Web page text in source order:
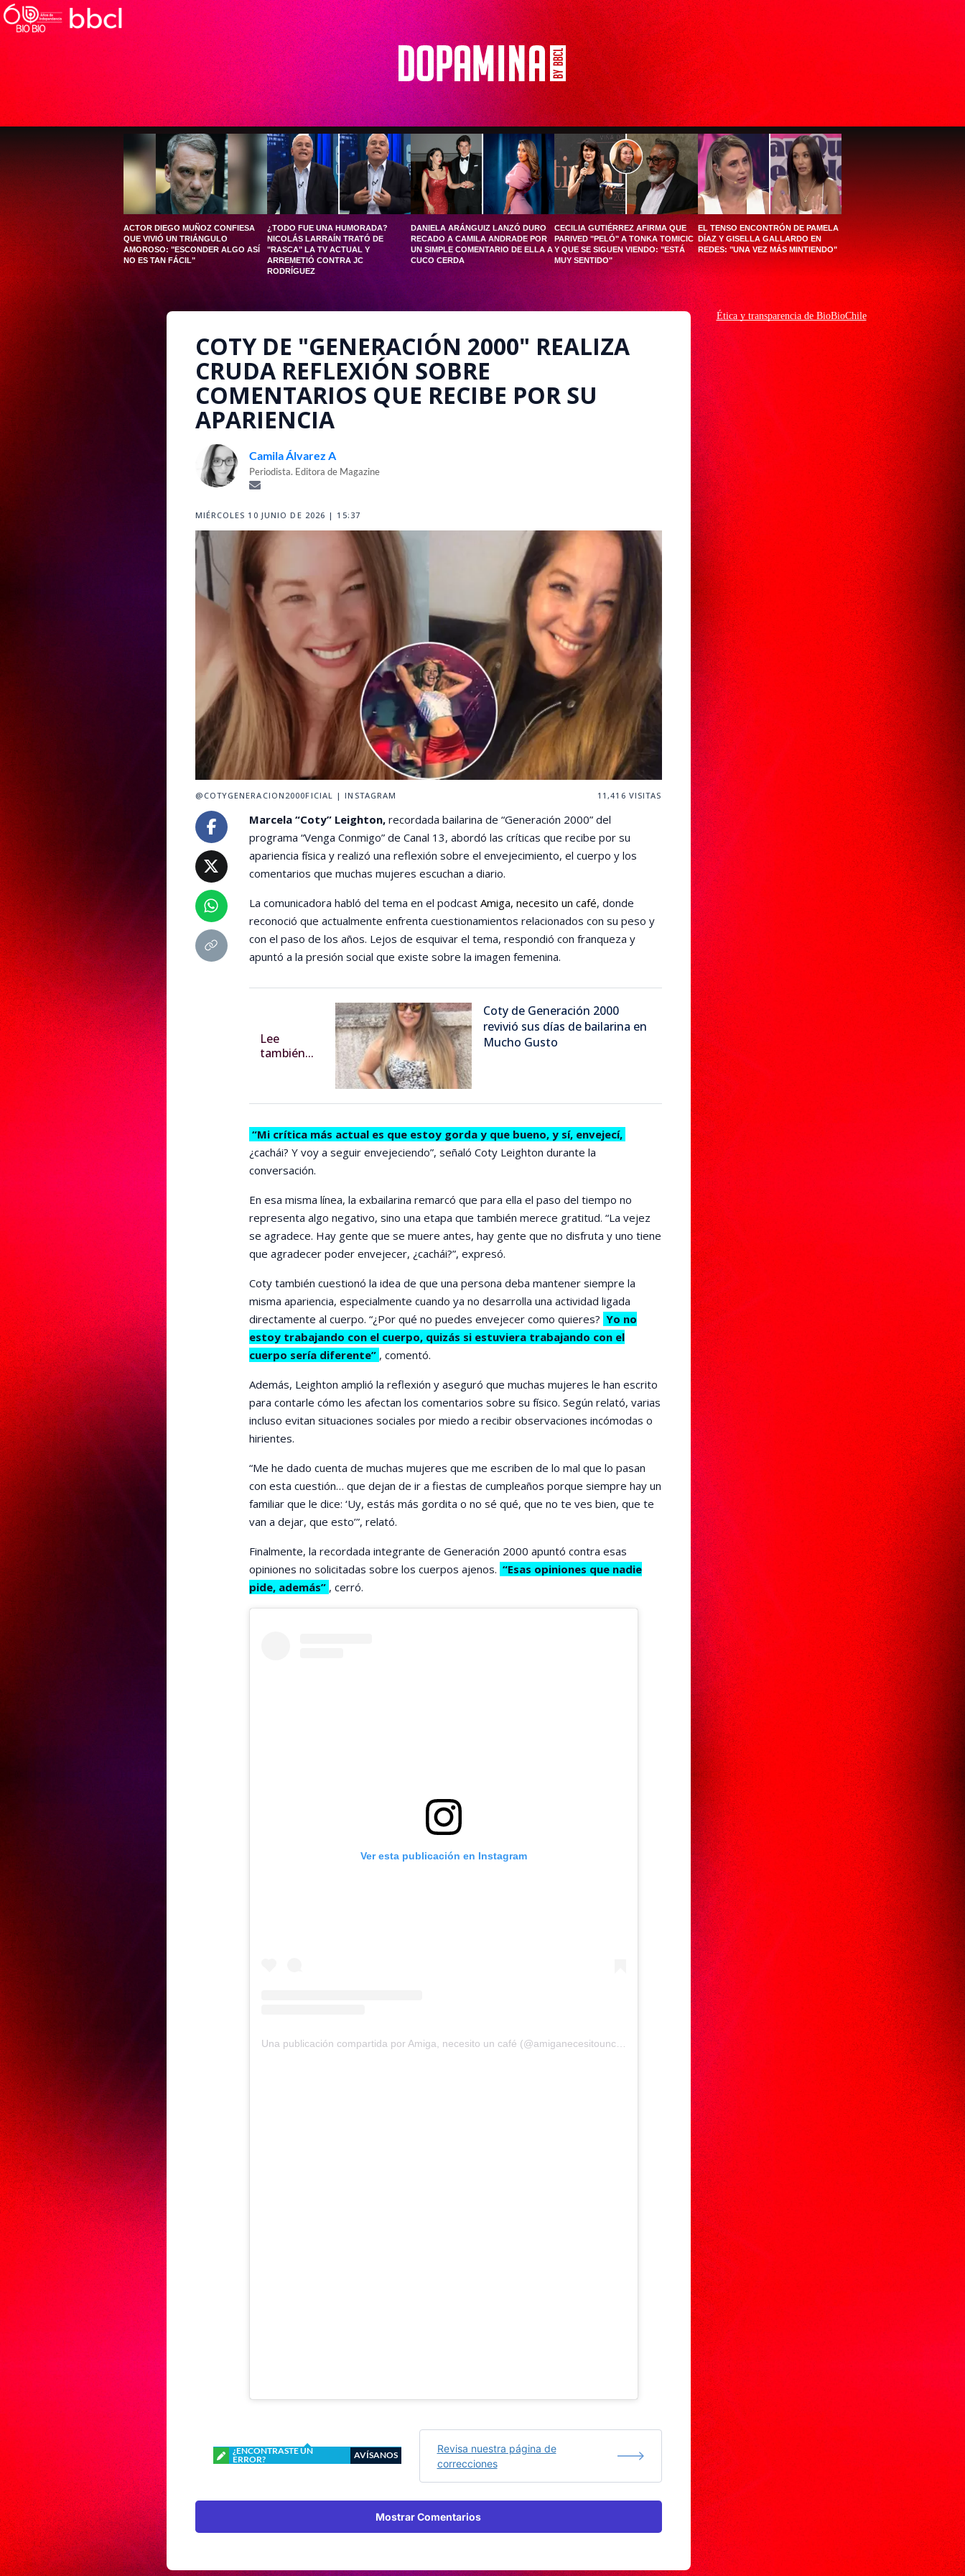
ACTOR DIEGO MUÑOZ CONFIESA
QUE VIVIÓ UN TRIÁNGULO
AMOROSO: "ESCONDER ALGO ASÍ
NO ES TAN FÁCIL"
¿TODO FUE UNA HUMORADA?
NICOLÁS LARRAÍN TRATÓ DE
"RASCA" LA TV ACTUAL Y
ARREMETIÓ CONTRA JC
RODRÍGUEZ
DANIELA ARÁNGUIZ LANZÓ DURO
RECADO A CAMILA ANDRADE POR
UN SIMPLE COMENTARIO DE ELLA A
CUCO CERDA
CECILIA GUTIÉRREZ AFIRMA QUE
PARIVED "PELÓ" A TONKA TOMICIC
Y QUE SE SIGUEN VIENDO: "ESTÁ
MUY SENTIDO"
EL TENSO ENCONTRÓN DE PAMELA
DÍAZ Y GISELLA GALLARDO EN
REDES: "UNA VEZ MÁS MINTIENDO"
COTY DE "GENERACIÓN 2000" REALIZA
CRUDA REFLEXIÓN SOBRE
COMENTARIOS QUE RECIBE POR SU
APARIENCIA
Camila Álvarez A
Periodista. Editora de Magazine
MIÉRCOLES 10 JUNIO DE 2026 | 15:37
@COTYGENERACION2000FICIAL | INSTAGRAM 11,416 VISITAS
Marcela “Coty” Leighton,recordada bailarina de “Generación 2000” del
programa “Venga Conmigo” de Canal 13, abordó las críticas que recibe por su
apariencia física y realizó una reflexión sobre el envejecimiento, el cuerpo y los
comentarios que muchas mujeres escuchan a diario.
La comunicadora habló del tema en el podcast Amiga, necesito un café, donde
reconoció que actualmente enfrenta cuestionamientos relacionados con su peso y
con el paso de los años. Lejos de esquivar el tema, respondió con franqueza y
apuntó a la presión social que existe sobre la imagen femenina.
Lee
también...
Coty de Generación 2000
revivió sus días de bailarina en
Mucho Gusto
“Mi crítica más actual es que estoy gorda y que bueno, y sí, envejecí,
¿cachái? Y voy a seguir envejeciendo”, señaló Coty Leighton durante la
conversación.
En esa misma línea, la exbailarina remarcó que para ella el paso del tiempo no
representa algo negativo, sino una etapa que también merece gratitud. “La vejez
se agradece. Hay gente que se muere antes, hay gente que no disfruta y uno tiene
que agradecer poder envejecer, ¿cachái?”, expresó.
Coty también cuestionó la idea de que una persona deba mantener siempre la
misma apariencia, especialmente cuando ya no desarrolla una actividad ligada
directamente al cuerpo. “¿Por qué no puedes envejecer como quieres? Yo no
estoy trabajando con el cuerpo, quizás si estuviera trabajando con el
cuerpo sería diferente” , comentó.
Además, Leighton amplió la reflexión y aseguró que muchas mujeres le han escrito
para contarle cómo les afectan los comentarios sobre su físico. Según relató, varias
incluso evitan situaciones sociales por miedo a recibir observaciones incómodas o
hirientes.
“Me he dado cuenta de muchas mujeres que me escriben de lo mal que lo pasan
con esta cuestión… que dejan de ir a fiestas de cumpleaños porque siempre hay un
familiar que le dice: ‘Uy, estás más gordita o no sé qué, que no te ves bien, que te
van a dejar, que esto’”, relató.
Finalmente, la recordada integrante de Generación 2000 apuntó contra esas
opiniones no solicitadas sobre los cuerpos ajenos. “Esas opiniones que nadie
pide, además” , cerró.
Ver esta publicación en Instagram
Una publicación compartida por Amiga, necesito un café (@amiganecesitouncafe)
¿ENCONTRASTE UN
ERROR?
AVÍSANOS
Revisa nuestra página de
correcciones
Mostrar Comentarios
Ética y transparencia de BioBioChile